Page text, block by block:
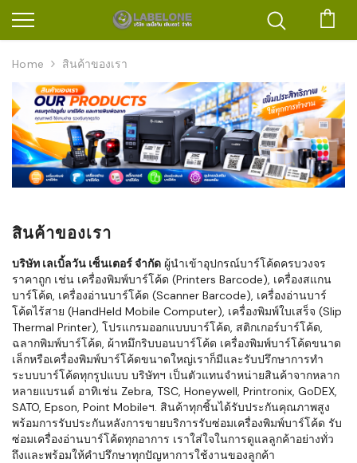
Home สินค้าของเรา
สินค้าของเรา
บริษัท เลเบิ้ลวัน เซ็นเตอร์ จำกัด ผู้นำเข้าอุปกรณ์บาร์โค้ดครบวงจร
ราคาถูก เช่น เครื่องพิมพ์บาร์โค้ด (Printers Barcode), เครื่องสแกน
บาร์โค้ด, เครื่องอ่านบาร์โค้ด (Scanner Barcode), เครื่องอ่านบาร์
โค้ดไร้สาย (HandHeld Mobile Computer), เครื่องพิมพ์ใบเสร็จ (Slip
Thermal Printer), โปรแกรมออกแบบบาร์โค้ด, สติกเกอร์บาร์โค้ด,
ฉลากพิมพ์บาร์โค้ด, ผ้าหมึกริบบอนบาร์โค้ด เครื่องพิมพ์บาร์โค้ดขนาด
เล็กหรือเครื่องพิมพ์บาร์โค้ดขนาดใหญ่เราก็มีและรับปรึกษาการทำ
ระบบบาร์โค้ดทุกรูปแบบ บริษัทฯ เป็นตัวแทนจำหน่ายสินค้าจากหลาก
หลายแบรนด์ อาทิเช่น Zebra, TSC, Honeywell, Printronix, GoDEX,
SATO, Epson, Point Mobileฯ. สินค้าทุกชิ้นได้รับประกันคุณภาพสูง
พร้อมการรับประกันหลังการขายบริการรับซ่อมเครื่องพิมพ์บาร์โค้ด รับ
ซ่อมเครื่องอ่านบาร์โค้ดทุกอาการ เราใส่ใจในการดูแลลูกค้าอย่างทั่ว
ถึงและพร้อมให้คำปรึกษาทุกปัญหาการใช้งานของลูกค้า